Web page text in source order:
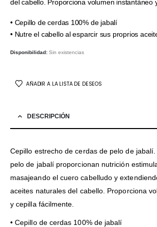
del cabello. Proporciona volumen instantáneo
• Cepillo de cerdas 100% de jabalí
• Nutre el cabello al esparcir sus proprios
Disponibilidad: Sin existencias
AÑADIR A LA LISTA DE DESEOS
DESCRIPCIÓN
Cepillo estrecho de cerdas de pelo de
pelo de jabalí proporcionan nutrición
masajeando el cuero cabelludo y
aceites naturales del cabello. Proporciona
y cepilla fácilmente.
• Cepillo de cerdas 100% de jabalí